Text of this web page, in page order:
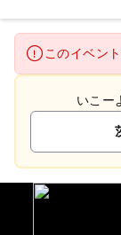
このイベン
いこー